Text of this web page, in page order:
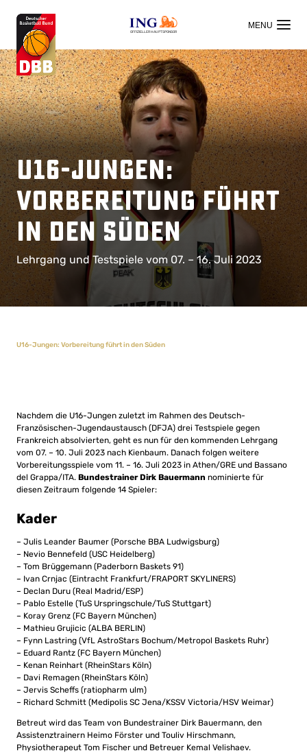
OFFIZIELLER HAUPTSPONSOR
U16-Jungen:
Vorbereitung führt
in den Süden
Lehrgang und Testspiele vom 07. – 16. Juli 2023
U16-Jungen: Vorbereitung führt in den Süden
Nachdem die U16-Jungen zuletzt im Rahmen des Deutsch-
Französischen-Jugendaustausch (DFJA) drei Testspiele gegen
Frankreich absolvierten, geht es nun für den kommenden Lehrgang
vom 07. – 10. Juli 2023 nach Kienbaum. Danach folgen weitere
Vorbereitungsspiele vom 11. – 16. Juli 2023 in Athen/GRE und Bassano
del Grappa/ITA. Bundestrainer Dirk Bauermann nominierte für
diesen Zeitraum folgende 14 Spieler:
Kader
– Julis Leander Baumer (Porsche BBA Ludwigsburg)
– Nevio Bennefeld (USC Heidelberg)
– Tom Brüggemann (Paderborn Baskets 91)
– Ivan Crnjac (Eintracht Frankfurt/FRAPORT SKYLINERS)
– Declan Duru (Real Madrid/ESP)
– Pablo Estelle (TuS Urspringschule/TuS Stuttgart)
– Koray Grenz (FC Bayern München)
– Mathieu Grujicic (ALBA BERLIN)
– Fynn Lastring (VfL AstroStars Bochum/Metropol Baskets Ruhr)
– Eduard Rantz (FC Bayern München)
– Kenan Reinhart (RheinStars Köln)
– Davi Remagen (RheinStars Köln)
– Jervis Scheffs (ratiopharm ulm)
– Richard Schmitt (Medipolis SC Jena/KSSV Victoria/HSV Weimar)
Betreut wird das Team von Bundestrainer Dirk Bauermann, den
Assistenztrainern Heimo Förster und Touliv Hirschmann,
Physiotherapeut Tom Fischer und Betreuer Kemal Velishaev.